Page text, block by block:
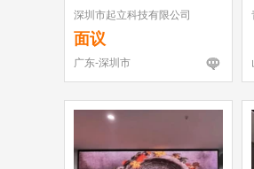
深圳市起立科技有限公司
面议
广东-深圳市